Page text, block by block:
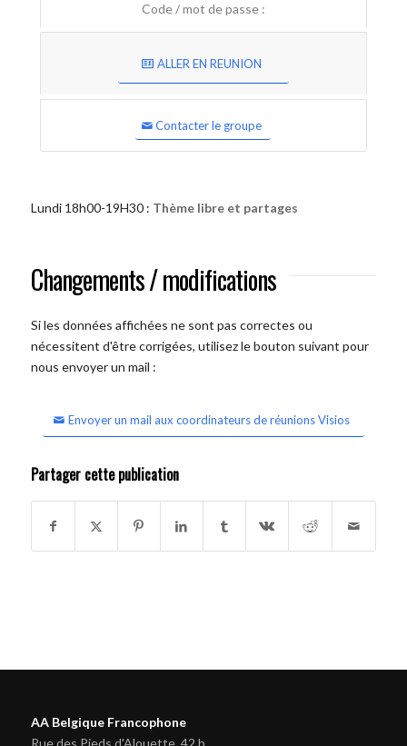
Code / mot de passe :
ALLER EN REUNION
Contacter le groupe
Lundi 18h00-19H30 : Thème libre et partages
Changements / modifications
Si les données affichées ne sont pas correctes ou
nécessitent d'être corrigées, utilisez le bouton suivant pour
nous envoyer un mail :
Envoyer un mail aux coordinateurs de réunions Visios
Partager cette publication
AA Belgique Francophone
Rue des Pieds d'Alouette, 42 b